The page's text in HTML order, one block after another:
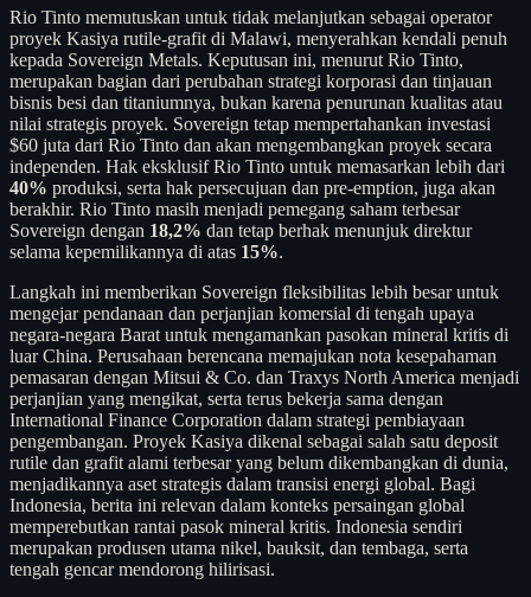
Rio Tinto memutuskan untuk tidak melanjutkan sebagai operator
proyek Kasiya rutile-grafit di Malawi, menyerahkan kendali penuh
kepada Sovereign Metals. Keputusan ini, menurut Rio Tinto,
merupakan bagian dari perubahan strategi korporasi dan tinjauan
bisnis besi dan titaniumnya, bukan karena penurunan kualitas atau
nilai strategis proyek. Sovereign tetap mempertahankan investasi
$60 juta dari Rio Tinto dan akan mengembangkan proyek secara
independen. Hak eksklusif Rio Tinto untuk memasarkan lebih dari
40% produksi, serta hak persecujuan dan pre-emption, juga akan
berakhir. Rio Tinto masih menjadi pemegang saham terbesar
Sovereign dengan 18,2% dan tetap berhak menunjuk direktur
selama kepemilikannya di atas 15%.
Langkah ini memberikan Sovereign fleksibilitas lebih besar untuk
mengejar pendanaan dan perjanjian komersial di tengah upaya
negara-negara Barat untuk mengamankan pasokan mineral kritis di
luar China. Perusahaan berencana memajukan nota kesepahaman
pemasaran dengan Mitsui & Co. dan Traxys North America menjadi
perjanjian yang mengikat, serta terus bekerja sama dengan
International Finance Corporation dalam strategi pembiayaan
pengembangan. Proyek Kasiya dikenal sebagai salah satu deposit
rutile dan grafit alami terbesar yang belum dikembangkan di dunia,
menjadikannya aset strategis dalam transisi energi global. Bagi
Indonesia, berita ini relevan dalam konteks persaingan global
memperebutkan rantai pasok mineral kritis. Indonesia sendiri
merupakan produsen utama nikel, bauksit, dan tembaga, serta
tengah gencar mendorong hilirisasi.